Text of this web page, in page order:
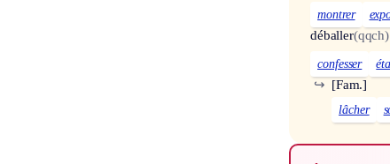
montrer
déballer(qqch)
confesser
[Fam.]
↪
lâcher